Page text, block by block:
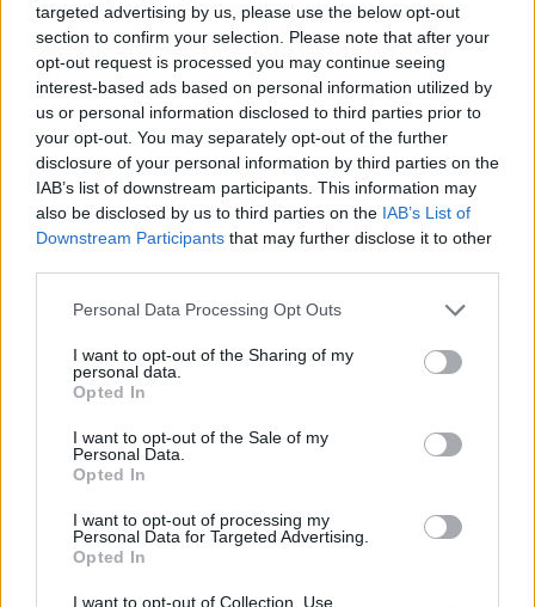
targeted advertising by us, please use the below opt-out
section to confirm your selection. Please note that after your
opt-out request is processed you may continue seeing
interest-based ads based on personal information utilized by
us or personal information disclosed to third parties prior to
your opt-out. You may separately opt-out of the further
disclosure of your personal information by third parties on the
IAB’s list of downstream participants. This information may
also be disclosed by us to third parties on the IAB’s List of
Downstream Participants that may further disclose it to other
Personal Data Processing Opt Outs
I want to opt-out of the Sharing of my
personal data.
Opted In
I want to opt-out of the Sale of my
Personal Data.
Opted In
I want to opt-out of processing my
Personal Data for Targeted Advertising.
Opted In
I want to opt-out of Collection, Use,
Commenti
Accedi o registrati per commentare questo
articolo.
di VareseNews.it, che rimane autonoma e indipendente. I messaggi inclusi nei
che includano uno o più link a siti esterni verranno rimossi in automatico dal